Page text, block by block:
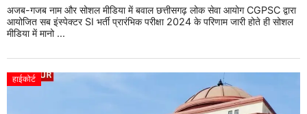
अजब-गजब नाम और सोशल मीडिया में बवाल छत्तीसगढ़ लोक सेवा आयोग CGPSC द्वारा
आयोजित सब इंस्पेक्टर SI भर्ती प्रारंभिक परीक्षा 2024 के परिणाम जारी होते ही सोशल
मीडिया में मानो ...
हाईकोर्ट